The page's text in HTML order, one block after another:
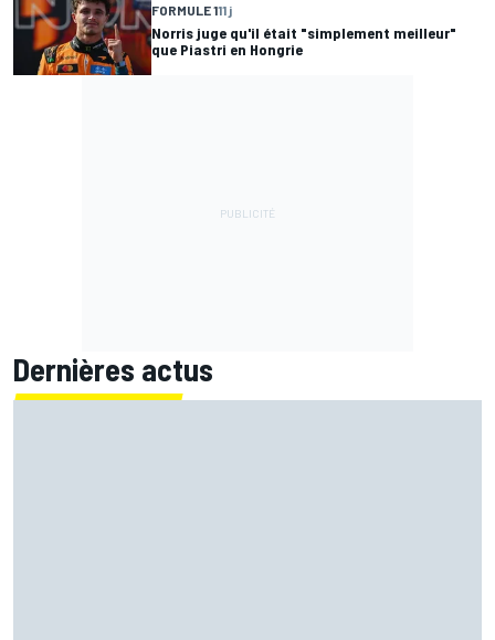
FORMULE 111 j
Norris juge qu'il était "simplement meilleur"
que Piastri en Hongrie
Dernières actus